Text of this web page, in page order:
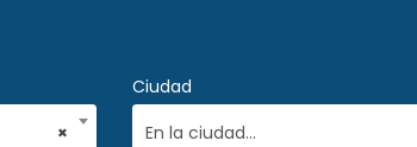
×
Ciudad
En la ciudad...